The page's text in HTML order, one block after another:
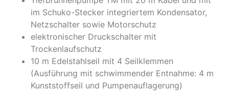
im Schuko-Stecker integriertem Kondensator,
Netzschalter sowie Motorschutz
elektronischer Druckschalter mit
Trockenlaufschutz
10 m Edelstahlseil mit 4 Seilklemmen
(Ausführung mit schwimmender Entnahme: 4 m
Kunststoffseil und Pumpenauflagerung)